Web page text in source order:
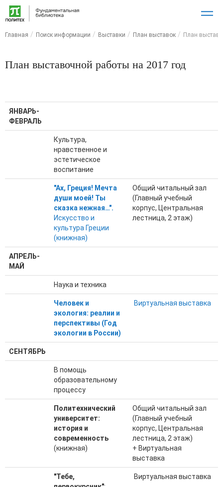
Главная Поиск информации Выставки План выставок План
План выставочной работы на 2017 год
ЯНВАРЬ-
ФЕВРАЛЬ
Культура,
нравственное и
эстетическое
воспитание
"Ах, Греция! Мечта
души моей! Ты
сказка нежная…".
Искусство и
культура Греции
(книжная)
Общий читальный зал
(Главный учебный
корпус, Центральная
лестница, 2 этаж)
АПРЕЛЬ-
МАЙ
Наука и техника
Человек и
экология: реалии и
перспективы (Год
экологии в России)
Виртуальная выставка
СЕНТЯБРЬ
В помощь
образовательному
процессу
Политехнический
университет:
история и
современность
(книжная)
Общий читальный зал
(Главный учебный
корпус, Центральная
лестница, 2 этаж)
+ Виртуальная
выставка
"Тебе,
Виртуальная выставка